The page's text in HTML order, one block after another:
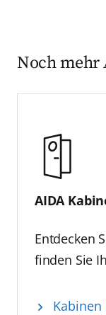
Noch mehr
AIDA
Entdecken
finden Sie